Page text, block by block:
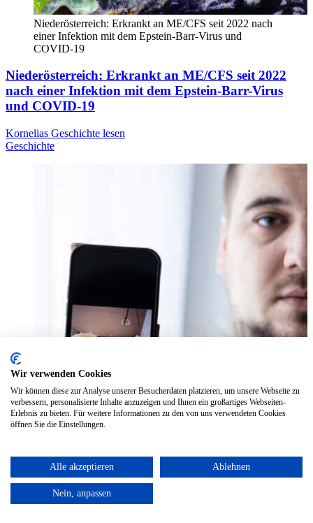
Niederösterreich: Erkrankt an ME/CFS seit 2022 nach
einer Infektion mit dem Epstein-Barr-Virus und
COVID-19
Niederösterreich: Erkrankt an ME/CFS seit 2022
nach einer Infektion mit dem Epstein-Barr-Virus
und COVID-19
Kornelias Geschichte lesen
Geschichte
Oberösterreich: Erkrankt seit 2017 nach einer Epstein-
Barr-Infektion(„Pfeiffersches Drüsenfieber“)
Epstein-Barr-Infektion(„Pfeiffersches Drüsenfieber“)
Martins Geschichte lesen
Geschichte
Wir verwenden Cookies
Wir können diese zur Analyse unserer Besucherdaten platzieren, um unsere Webseite zu
verbessern, personalisierte Inhalte anzuzeigen und Ihnen ein großartiges Webseiten-
Erlebnis zu bieten. Für weitere Informationen zu den von uns verwendeten Cookies
öffnen Sie die Einstellungen.
Alle akzeptieren Ablehnen
Nein, anpassen